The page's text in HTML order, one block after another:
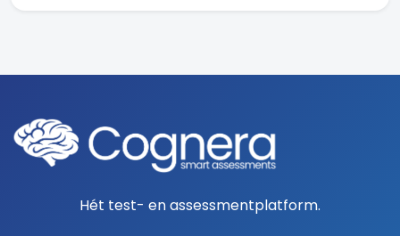
Hét test- en assessmentplatform.